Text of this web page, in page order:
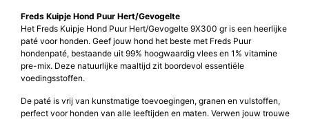
Freds Kuipje Hond Puur Hert/Gevogelte
Het Freds Kuipje Hond Puur Hert/Gevogelte 9X300 gr is een heerlijke
paté voor honden. Geef jouw hond het beste met Freds Puur
hondenpaté, bestaande uit 99% hoogwaardig vlees en 1% vitamine
pre-mix. Deze natuurlijke maaltijd zit boordevol essentiële
voedingsstoffen.
De paté is vrij van kunstmatige toevoegingen, granen en vulstoffen,
perfect voor honden van alle leeftijden en maten. Verwen jouw trouwe